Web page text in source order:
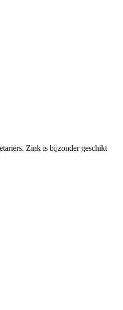
Zink is bijzonder geschikt